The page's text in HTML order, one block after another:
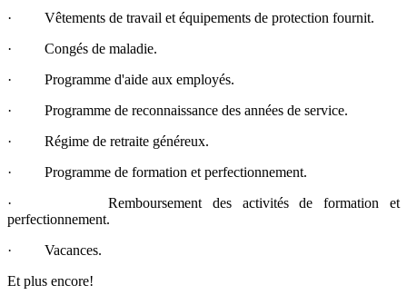
· Vêtements de travail et équipements de protection fournit.
· Congés de maladie.
· Programme d'aide aux employés.
· Programme de reconnaissance des années de service.
· Régime de retraite généreux.
· Programme de formation et perfectionnement.
· Remboursement des activités de formation et
perfectionnement.
· Vacances.
Et plus encore!